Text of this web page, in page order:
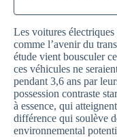
Les voitures électriques
comme l’avenir du
étude vient bousculer
ces véhicules ne
pendant 3,6 ans par
possession contraste
à essence, qui
différence qui soulève
environnemental